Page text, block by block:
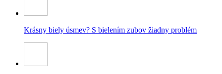
Krásny biely úsmev? S bielením zubov žiadny problém